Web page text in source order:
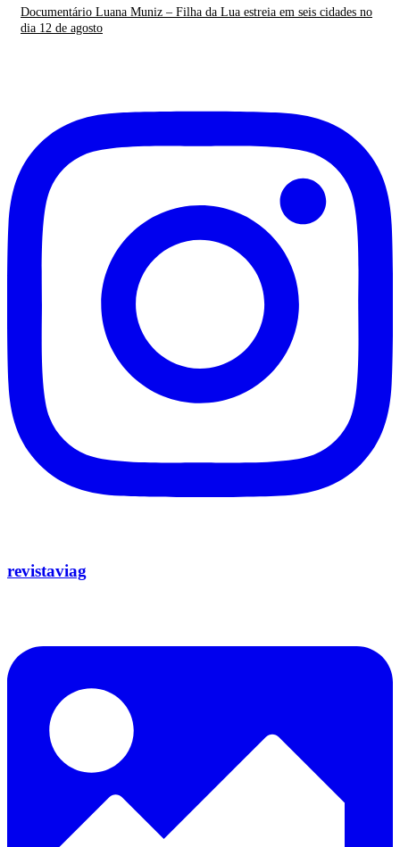
Documentário Luana Muniz – Filha da Lua estreia em seis cidades no
dia 12 de agosto
revistaviag